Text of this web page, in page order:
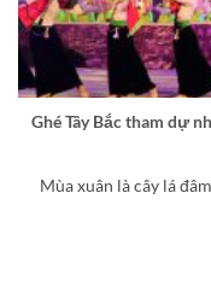
Ghé Tây Bắc tham dự
Mùa xuân là cây lá